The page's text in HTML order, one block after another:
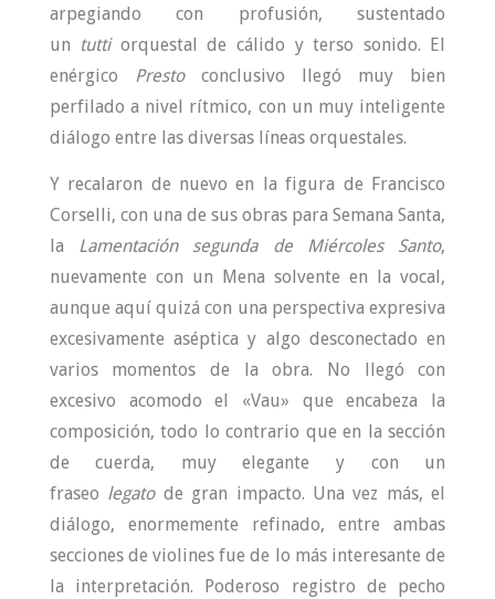
arpegiando con profusión, sustentado
un tuttiorquestal de cálido y terso sonido. El
enérgico Prestoconclusivo llegó muy bien
perfilado a nivel rítmico, con un muy inteligente
diálogo entre las diversas líneas orquestales.
Y recalaron de nuevo en la figura de Francisco
Corselli, con una de sus obras para Semana Santa,
la Lamentación segunda de Miércoles Santo,
nuevamente con un Mena solvente en la vocal,
aunque aquí quizá con una perspectiva expresiva
excesivamente aséptica y algo desconectado en
varios momentos de la obra. No llegó con
excesivo acomodo el «Vau» que encabeza la
composición, todo lo contrario que en la sección
de cuerda, muy elegante y con un
fraseo legatode gran impacto. Una vez más, el
diálogo, enormemente refinado, entre ambas
secciones de violines fue de lo más interesante de
la interpretación. Poderoso registro de pecho